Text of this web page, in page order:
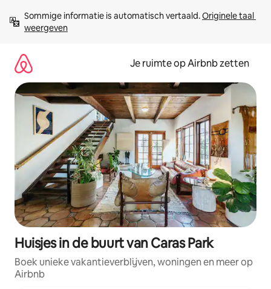
direct
naar
Sommige informatie is automatisch vertaald. Originele taal
weergeven
Je ruimte op Airbnb zetten
Huisjes in de buurt van Caras Park
Boek unieke vakantieverblijven, woningen en meer op
Airbnb